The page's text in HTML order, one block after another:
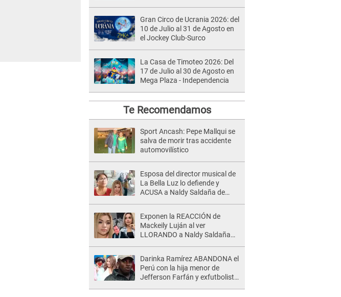
Gran Circo de Ucrania 2026: del
10 de Julio al 31 de Agosto en
el Jockey Club-Surco
La Casa de Timoteo 2026: Del
17 de Julio al 30 de Agosto en
Mega Plaza - Independencia
Te Recomendamos
Sport Ancash: Pepe Mallqui se
salva de morir tras accidente
automovilístico
Esposa del director musical de
La Bella Luz lo defiende y
ACUSA a Naldy Saldaña de
Exponen la REACCIÓN de
Mackeily Luján al ver
LLORANDO a Naldy Saldaña
Darinka Ramírez ABANDONA el
Perú con la hija menor de
Jefferson Farfán y exfutbolista